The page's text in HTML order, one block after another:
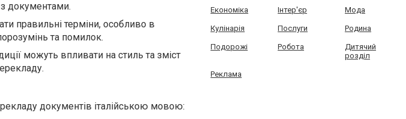
документами.
правильні терміни, особливо в
та помилок.
можуть впливати на стиль та зміст
документів італійською мовою:
Економіка Інтер'єр Мода
Кулінарія Послуги Родина
Подорожі Робота
Дитячий
розділ
Реклама